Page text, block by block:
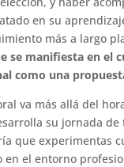
en su
más a largo
se manifiesta en el
como una
va más allá del
su jornada de
que experimentas
en el entorno